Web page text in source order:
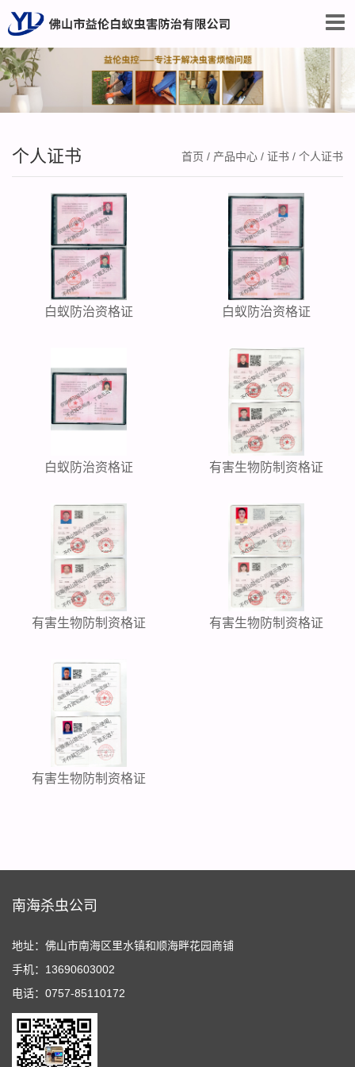
个人证书 首页 / 产品中心 / 证书 / 个人证书
白蚁防治资格证 白蚁防治资格证
白蚁防治资格证 有害生物防制资格证
有害生物防制资格证 有害生物防制资格证
有害生物防制资格证
南海杀虫公司
地址：佛山市南海区里水镇和顺海畔花园商铺
手机：13690603002
电话：0757-85110172